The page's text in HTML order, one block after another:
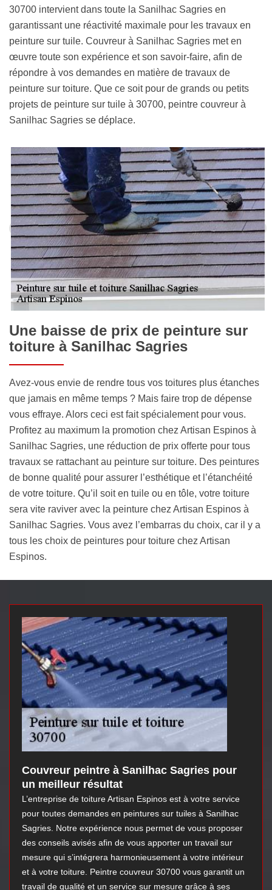
30700 intervient dans toute la Sanilhac Sagries en
garantissant une réactivité maximale pour les travaux en
peinture sur tuile. Couvreur à Sanilhac Sagries met en
œuvre toute son expérience et son savoir-faire, afin de
répondre à vos demandes en matière de travaux de
peinture sur toiture. Que ce soit pour de grands ou petits
projets de peinture sur tuile à 30700, peintre couvreur à
Sanilhac Sagries se déplace.
Une baisse de prix de peinture sur
toiture à Sanilhac Sagries
Avez-vous envie de rendre tous vos toitures plus étanches
que jamais en même temps ? Mais faire trop de dépense
vous effraye. Alors ceci est fait spécialement pour vous.
Profitez au maximum la promotion chez Artisan Espinos à
Sanilhac Sagries, une réduction de prix offerte pour tous
travaux se rattachant au peinture sur toiture. Des peintures
de bonne qualité pour assurer l’esthétique et l’étanchéité
de votre toiture. Qu’il soit en tuile ou en tôle, votre toiture
sera vite raviver avec la peinture chez Artisan Espinos à
Sanilhac Sagries. Vous avez l’embarras du choix, car il y a
tous les choix de peintures pour toiture chez Artisan
Espinos.
Couvreur peintre à Sanilhac Sagries pour
un meilleur résultat
L’entreprise de toiture Artisan Espinos est à votre service
pour toutes demandes en peintures sur tuiles à Sanilhac
Sagries. Notre expérience nous permet de vous proposer
des conseils avisés afin de vous apporter un travail sur
mesure qui s’intégrera harmonieusement à votre intérieur
et à votre toiture. Peintre couvreur 30700 vous garantit un
travail de qualité et un service sur mesure grâce à ses